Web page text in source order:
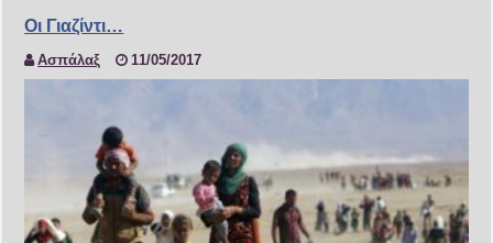
Οι Γιαζίντι…
Ασπάλαξ 11/05/2017